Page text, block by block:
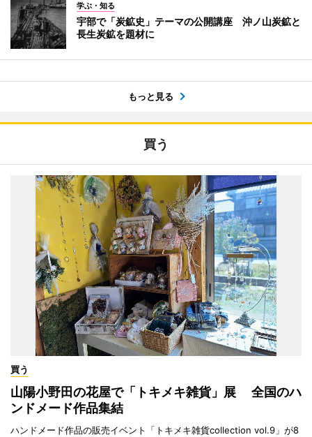
学ぶ・知る
宇部で「炭鉱史」テーマの公開講座 沖ノ山炭鉱と
長生炭鉱を題材に
もっと見る
買う
買う
山陽小野田の花屋で「トキメキ雑貨」展 全国のハ
ンドメード作品集結
ハンドメード作品の販売イベント「トキメキ雑貨collection vol.9」が8